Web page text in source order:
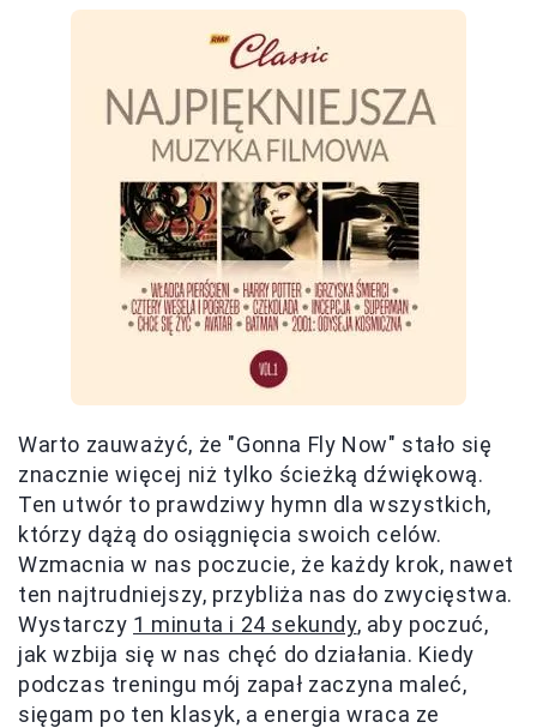
Warto zauważyć, że "Gonna Fly Now" stało się
znacznie więcej niż tylko ścieżką dźwiękową.
Ten utwór to prawdziwy hymn dla wszystkich,
którzy dążą do osiągnięcia swoich celów.
Wzmacnia w nas poczucie, że każdy krok, nawet
ten najtrudniejszy, przybliża nas do zwycięstwa.
Wystarczy 1 minuta i 24 sekundy, aby poczuć,
jak wzbija się w nas chęć do działania. Kiedy
podczas treningu mój zapał zaczyna maleć,
sięgam po ten klasyk, a energia wraca ze